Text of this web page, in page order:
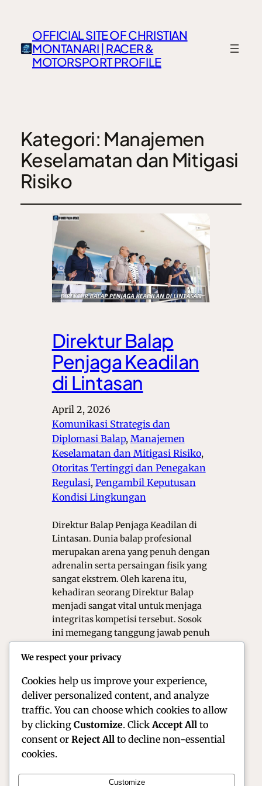
OFFICIAL SITE OF CHRISTIAN
MONTANARI | RACER &
MOTORSPORT PROFILE
Kategori: Manajemen
Keselamatan dan Mitigasi
Risiko
Direktur Balap
Penjaga Keadilan
di Lintasan
April 2, 2026
Komunikasi Strategis dan
Diplomasi Balap, Manajemen
Keselamatan dan Mitigasi Risiko ,
Otoritas Tertinggi dan Penegakan
Regulasi, Pengambil Keputusan
Kondisi Lingkungan
Direktur Balap Penjaga Keadilan di
Lintasan. Dunia balap profesional
merupakan arena yang penuh dengan
adrenalin serta persaingan fisik yang
sangat ekstrem. Oleh karena itu,
kehadiran seorang Direktur Balap
menjadi sangat vital untuk menjaga
integritas kompetisi tersebut. Sosok
ini memegang tanggung jawab penuh
dan kru di area sirkuit. Tanpa otoritas
We respect your privacy
Cookies help us improve your experience,
deliver personalized content, and analyze
traffic. You can choose which cookies to allow
by clicking Customize. Click Accept All to
consent or Reject All to decline non-essential
cookies.
Customize